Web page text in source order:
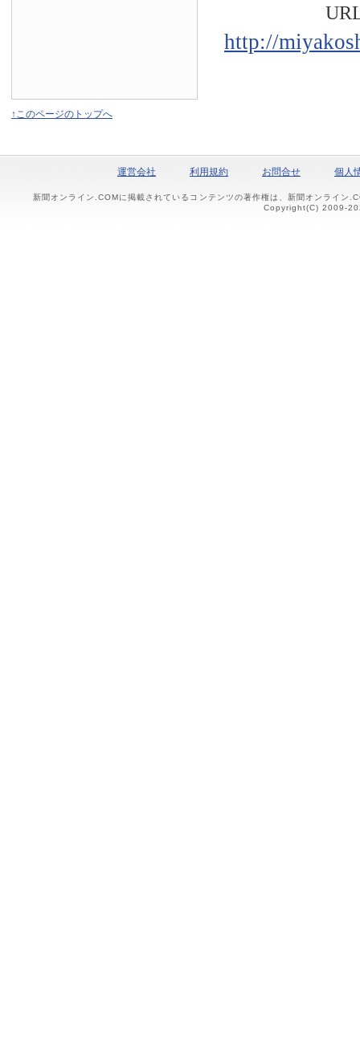
URL
http://
↑このページのトップへ
運営会社 利用規約 お問合せ 個人
新聞オンライン.COMに掲載されているコンテンツの著作権は、新聞オンライン
Copyright(C) 2009-